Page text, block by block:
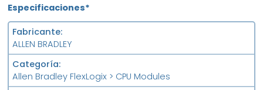
Especificaciones*
Fabricante
ALLEN BRADLEY
Categoría
Allen Bradley FlexLogix > CPU Modules